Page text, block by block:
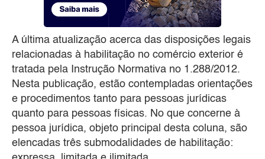
A última atualização acerca das disposições legais
relacionadas à habilitação no comércio exterior é
tratada pela Instrução Normativa no 1.288/2012.
Nesta publicação, estão contempladas orientações
e procedimentos tanto para pessoas jurídicas
quanto para pessoas físicas. No que concerne à
pessoa jurídica, objeto principal desta coluna, são
elencadas três submodalidades de habilitação: